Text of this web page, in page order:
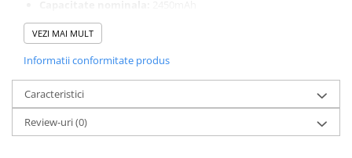
Tractiune
APC
Pachete acumulatori VRLA
Sisteme de management (BMS)
Capacitate minima:
Format baterie/acumulator:
Ambalaj:Blister cu 4 bucati
Origine:Fabricat in Japonia
Acesti acumulatori sunt cunoscuti pentru performanta lor
constanta si durata lunga de viata, fiind o alegere excelenta
pentru utilizatorii care au nevoie de o sursa de energie fiabila si
ecologica
VEZI MAI MULT
Informatii conformitate produs
Caracteristici
Review-uri(0)